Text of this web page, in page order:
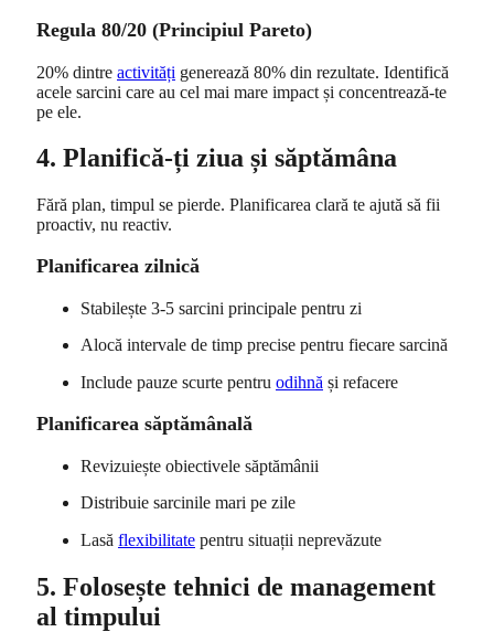
Regula 80/20 (Principiul Pareto)
20% dintre activități generează 80% din rezultate. Identifică
acele sarcini care au cel mai mare impact și concentrează-te
pe ele.
4. Planifică-ți ziua și săptămâna
Fără plan, timpul se pierde. Planificarea clară te ajută să fii
proactiv, nu reactiv.
Planificarea zilnică
Stabilește 3-5 sarcini principale pentru zi
Alocă intervale de timp precise pentru fiecare sarcină
Include pauze scurte pentru odihnă și refacere
Planificarea săptămânală
Revizuiește obiectivele săptămânii
Distribuie sarcinile mari pe zile
Lasă flexibilitate pentru situații neprevăzute
5. Folosește tehnici de management
al timpului